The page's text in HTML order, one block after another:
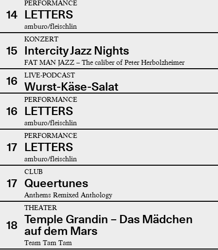
14
PERFORMANCE
LETTERS
amburo/fleischlin
15
KONZERT
Intercity Jazz Nights
FAT MAN JAZZ – The caliber of Peter Herbolzheimer
16 LIVE-PODCAST
Wurst-Käse-Salat
16
PERFORMANCE
LETTERS
amburo/fleischlin
17
PERFORMANCE
LETTERS
amburo/fleischlin
17
CLUB
Queertunes
Anthems Remixed Anthology
18
THEATER
Temple Grandin – Das Mädchen
auf dem Mars
Team Tam Tam